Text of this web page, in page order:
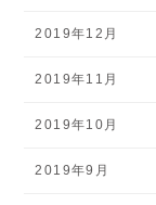
2019年12月
2019年11月
2019年10月
2019年9月